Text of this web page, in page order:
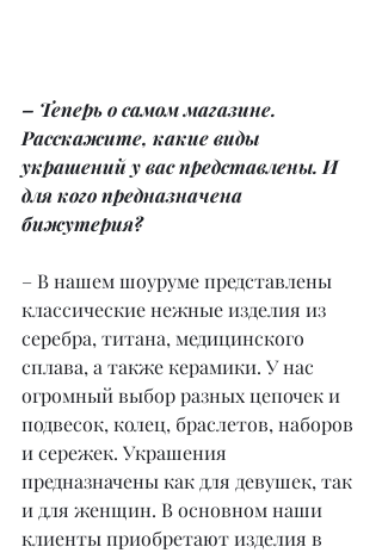
– Теперь о самом магазине.
Расскажите, какие виды
украшений у вас представлены. И
для кого предназначена
бижутерия?
– В нашем шоуруме представлены
классические нежные изделия из
серебра, титана, медицинского
сплава, а также керамики. У нас
огромный выбор разных цепочек и
подвесок, колец, браслетов, наборов
и сережек. Украшения
предназначены как для девушек, так
и для женщин. В основном наши
клиенты приобретают изделия в